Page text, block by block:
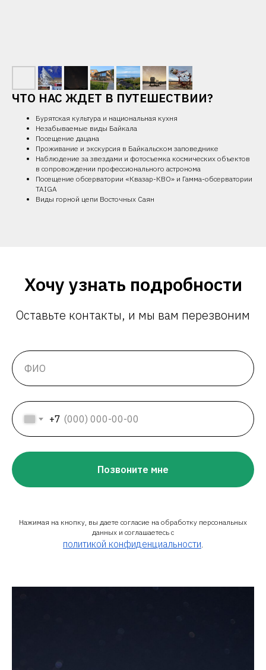
ЧТО НАС ЖДЕТ В ПУТЕШЕСТВИИ?
Бурятская культура и национальная кухня
Незабываемые виды Байкала
Посещение дацана
Проживание и экскурсия в Байкальском заповеднике
Наблюдение за звездами и фотосъемка космических объектов
в сопровождении профессионального астронома
Посещение обсерватории «Квазар-КВО» и Гамма-обсерватории
TAIGA
Виды горной цепи Восточных Саян
Хочу узнать подробности
Оставьте контакты, и мы вам перезвоним
+7
Позвоните мне
Нажимая на кнопку, вы даете согласие на обработку персональных
данных и соглашаетесь c
политикой конфиденциальности